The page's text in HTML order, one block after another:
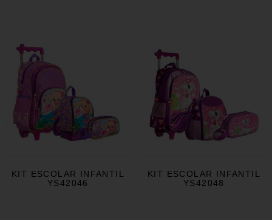
KIT ESCOLAR INFANTIL
YS42046
KIT ESCOLAR INFANTIL
YS42048